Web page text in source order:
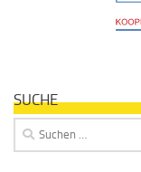
SUCHE
Suchen
nach: